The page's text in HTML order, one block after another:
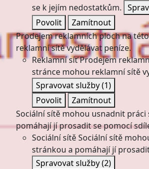
se k jejím nedostatkům.
Povolit
Zamítnout
Prodejem reklamních ploch na
reklamní sítě vydělávat peníze.
Reklamní síťProdejem
stránce mohou reklamní sítě
Spravovat služby(1)
Povolit
Zamítnout
Sociální sítě mohou usnadnit práci
pomáhají jí prosadit se pomocí
Sociální sítěSociální sítě
stránkou a pomáhají jí
Spravovat služby(2)